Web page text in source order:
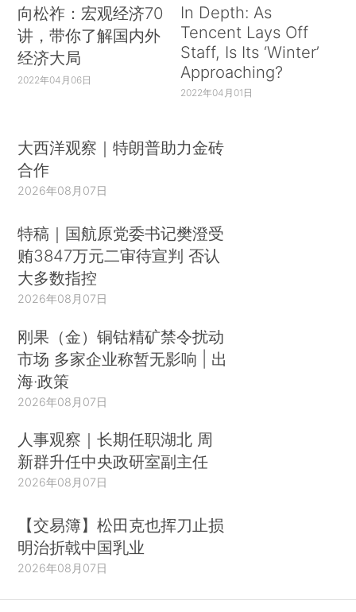
向松祚：宏观经济70
讲，带你了解国内外
经济大局
2022年04月06日
In Depth: As
Tencent Lays Off
Staff, Is Its ‘Winter’
Approaching?
2022年04月01日
大西洋观察｜特朗普助力金砖
合作
2026年08月07日
特稿｜国航原党委书记樊澄受
贿3847万元二审待宣判 否认
大多数指控
2026年08月07日
刚果（金）铜钴精矿禁令扰动
市场 多家企业称暂无影响 | 出
海·政策
2026年08月07日
人事观察｜长期任职湖北 周
新群升任中央政研室副主任
2026年08月07日
【交易簿】松田克也挥刀止损
明治折戟中国乳业
2026年08月07日